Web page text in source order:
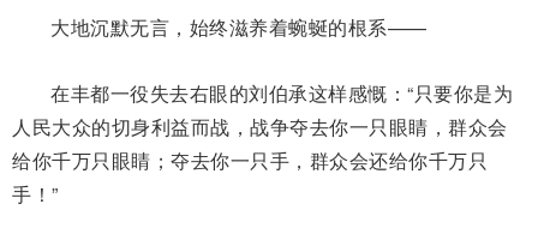
大地沉默无言，始终滋养着蜿蜒的根系——
在丰都一役失去右眼的刘伯承这样感慨：“只要你是为
人民大众的切身利益而战，战争夺去你一只眼睛，群众会
给你千万只眼睛；夺去你一只手，群众会还给你千万只
手！”